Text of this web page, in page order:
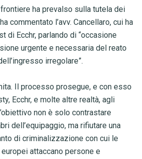
ha prevalso sulla tutela dei
commentato l’avv. Cancellaro, cui ha
di Ecchr, parlando di “occasione
urgente e necessaria del reato
irregolare”.
Il processo prosegue, e con esso
Ecchr, e molte altre realtà, agli
non è solo contrastare
dell’equipaggio, ma rifiutare una
di criminalizzazione con cui le
attaccano persone e